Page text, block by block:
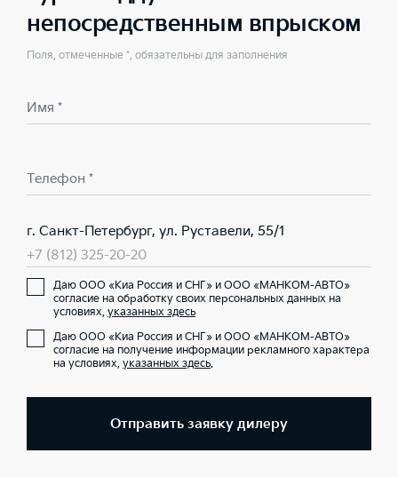
непосредственным впрыском
Поля, отмеченные *, обязательны для заполнения
Имя *
Телефон *
г. Санкт-Петербург, ул. Руставели, 55/1
+7 (812) 325-20-20
Даю ООО «Киа Россия и СНГ» и ООО «МАНКОМ-АВТО»
согласие на обработку своих персональных данных на
условиях, указанных здесь
Даю ООО «Киа Россия и СНГ» и ООО «МАНКОМ-АВТО»
согласие на получение информации рекламного характера
на условиях, указанных здесь.
Отправить заявку дилеру